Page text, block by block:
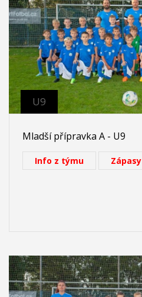
U9
Mladší přípravka A - U9
Info z týmu Zápasy